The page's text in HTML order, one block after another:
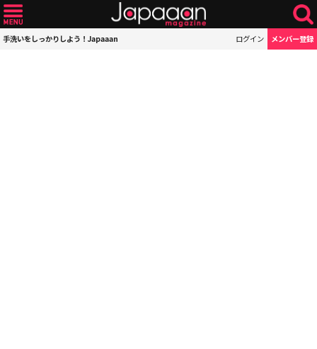
手洗いをしっかりしよう！Japaaan ログイン メンバー登録